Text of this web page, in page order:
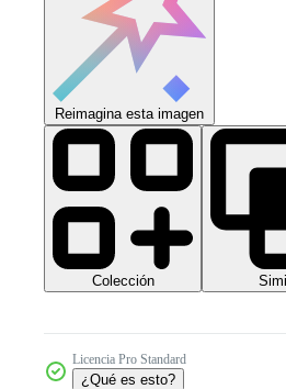
Reimagina esta imagen
Colección
Licencia Pro Standard
¿Qué es esto?